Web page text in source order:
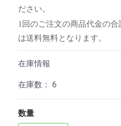
ださい。
1回のご注文の商品代金の合
は送料無料となります。
在庫情報
在庫数： 6
数量